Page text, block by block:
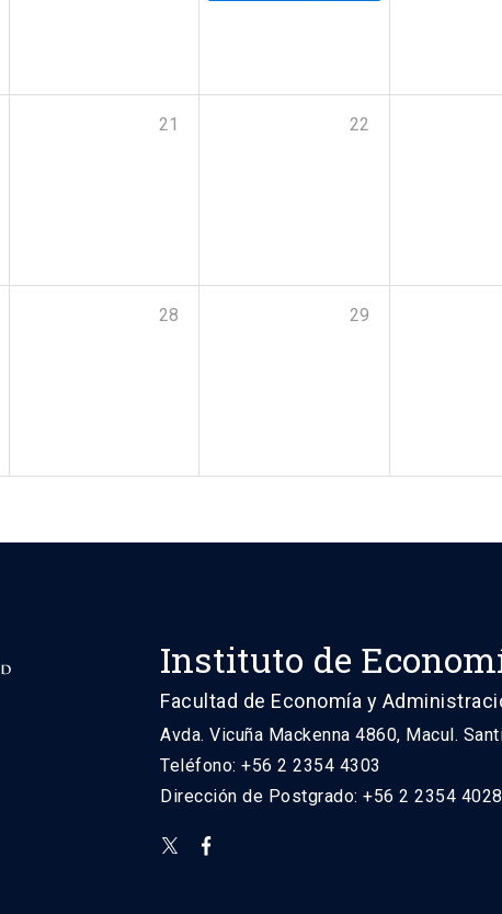
21 22
28 29
Instituto de
Facultad de Economía y
Avda. Vicuña Mackenna 4860, Macul.
Teléfono: +56 2 2354 4303
Dirección de Postgrado: +56 2 2354 4028